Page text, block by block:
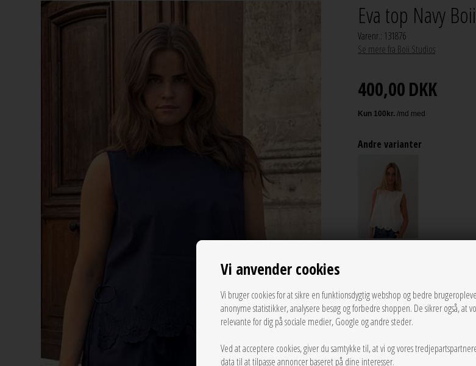
Vi anvender cookies
Vi bruger cookies for at sikre en funktionsdygtig webshop og bedre
anonyme statistikker, analysere besøg og forbedre shoppen. De sikrer også, at
relevante for dig på sociale medier, Google og andre steder.
Ved at acceptere cookies, giver du samtykke til, at vi og vores
data til at tilpasse annoncer baseret på dine interesser.
Eva top Navy
Varenr.: 131876
Se mere fra Boii Studios
400,00DKK
Andre varianter
LÆG I KURVEN
Tilføj til Ønskeskyen